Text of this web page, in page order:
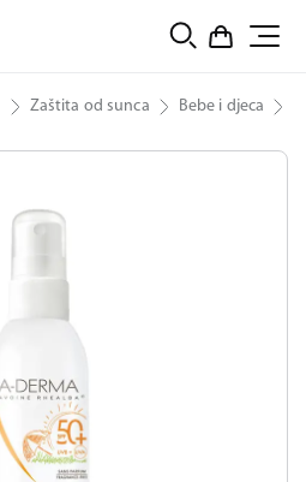
Zaštita od sunca Bebe i djeca